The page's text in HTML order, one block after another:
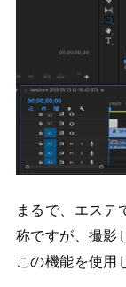
まるで、エステ
称ですが、撮影
この機能を使用